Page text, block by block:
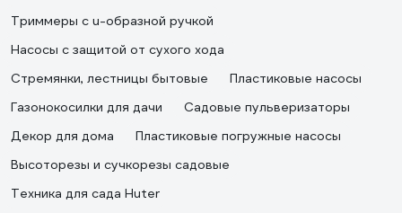
Триммеры с u-образной ручкой
Насосы с защитой от сухого хода
Стремянки, лестницы бытовые
Пластиковые насосы
Газонокосилки для дачи
Садовые пульверизаторы
Декор для дома
Пластиковые погружные насосы
Высоторезы и сучкорезы садовые
Техника для сада Huter